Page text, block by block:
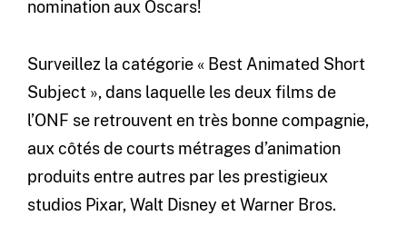
nomination aux Oscars!
Surveillez la catégorie « Best Animated Short
Subject », dans laquelle les deux films de
l’ONF se retrouvent en très bonne compagnie,
aux côtés de courts métrages d’animation
produits entre autres par les prestigieux
studios Pixar, Walt Disney et Warner Bros.